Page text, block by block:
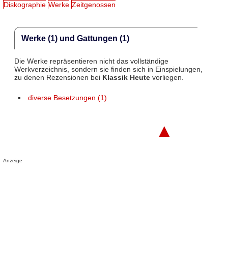
Diskographie Werke Zeitgenossen
Werke (1) und Gattungen (1)
Die Werke repräsentieren nicht das vollständige
Werkverzeichnis, sondern sie finden sich in Einspielungen,
zu denen Rezensionen bei Klassik Heutevorliegen.
diverse Besetzungen (1)
▲
Anzeige